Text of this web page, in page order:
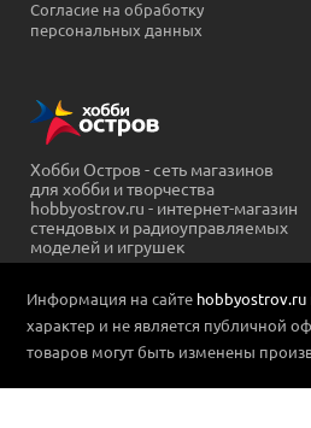
Согласие на обработку
персональных данных
Хобби Остров - сеть магазинов
для хобби и творчества
hobbyostrov.ru - интернет-магазин
стендовых и радиоуправляемых
моделей и игрушек
Информация на сайте hobbyostrov.ru
характер и не является публичной
товаров могут быть изменены